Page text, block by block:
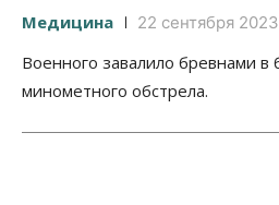
Медицина 22 сентября
Военного завалило бревнами
минометного обстрела.